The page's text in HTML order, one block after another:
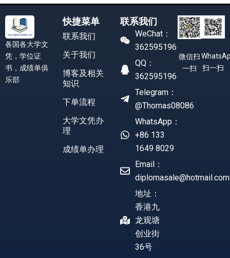
各国各大学文
凭，学位证
书，成绩单俱
乐部
快捷菜单
联系我们
关于我们
博客及相关
知识
下单流程
大学文凭办
理
成绩单办理
联系我们
WeChat：
362595196
QQ：
362595196
Telegram：
@Thomas08086
WhatsApp：
+86 133
1649 8029
Email：
diplomasale@hotmail.com
地址：
香港九
龙观塘
创业街
36号
微信扫
一扫
扫一扫